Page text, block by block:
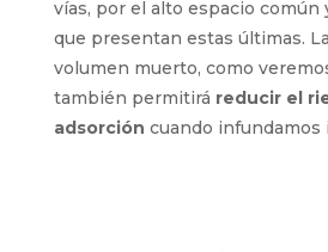
vías, por el alto espacio
que presentan estas últimas.
volumen muerto, como
también permitirá reducir el
adsorción cuando infundamos